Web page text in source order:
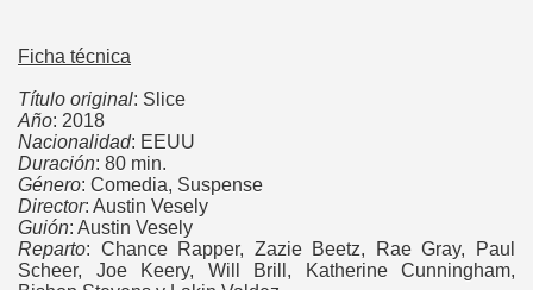
Ficha técnica
Título original: Slice
Año: 2018
Nacionalidad: EEUU
Duración: 80 min.
Género: Comedia, Suspense
Director: Austin Vesely
Guión: Austin Vesely
Reparto: Chance Rapper, Zazie Beetz, Rae Gray, Paul
Scheer, Joe Keery, Will Brill, Katherine Cunningham,